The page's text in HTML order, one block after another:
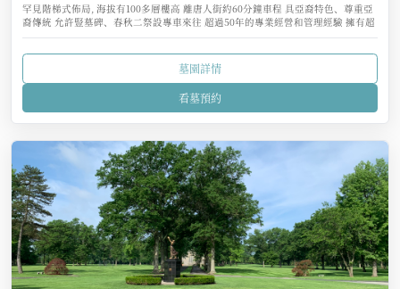
罕見階梯式佈局, 海拔有100多層樓高 離唐人街約60分鐘車程 具亞裔特色、尊重亞
裔傳統 允許豎墓碑、春秋二祭設專車來往 超過50年的專業經營和管理經驗 擁有超
過8000萬美元的管理基金
墓園詳情
看墓預約